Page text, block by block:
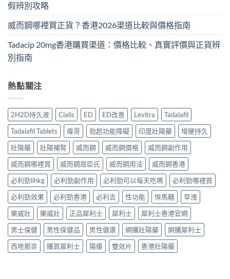
假辨別攻略
威而鋼哪裡買正貨？香港2026渠道比較與價格指南
Tadacip 20mg香港購買渠道：價格比較、真實評價與正貨辨
別指南
熱點關注
2H2D持久液 Cialis ED ED改善 Levitra
Tadalafil
Tadalafil Tablets
偉哥 勃起功能障礙 印度壯陽藥
增硬持久
壯陽藥
壯陽補腎 威而鋼 威而鋼價格
威而鋼副作用
威而鋼哪裡買
威而鋼屈臣氏 威而鋼用法
威而鋼香港
必利勁lihkg
必利勁副作用 必利勁可以每天吃嗎
必利勁哪裡買
必利勁效果
必利勁香港 必利吉 性功能 悍馬糖
早洩
樂威壯
樂威壯 正品犀利士 犀利士
犀利士香港官網
男士保健
男性保健品 男性健康 網購壯陽藥
網購犀利士
西地那非
購買犀利士 陽痿 雙效片 香港壯陽藥